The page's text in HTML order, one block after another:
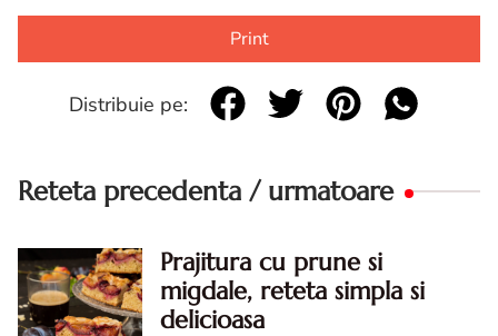
Print
Distribuie pe:
Reteta precedenta / urmatoare
Prajitura cu prune si
migdale, reteta simpla si
delicioasa